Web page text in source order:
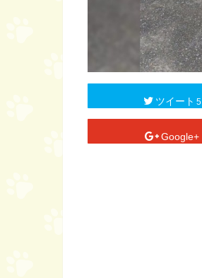
ツイート 5
Google+